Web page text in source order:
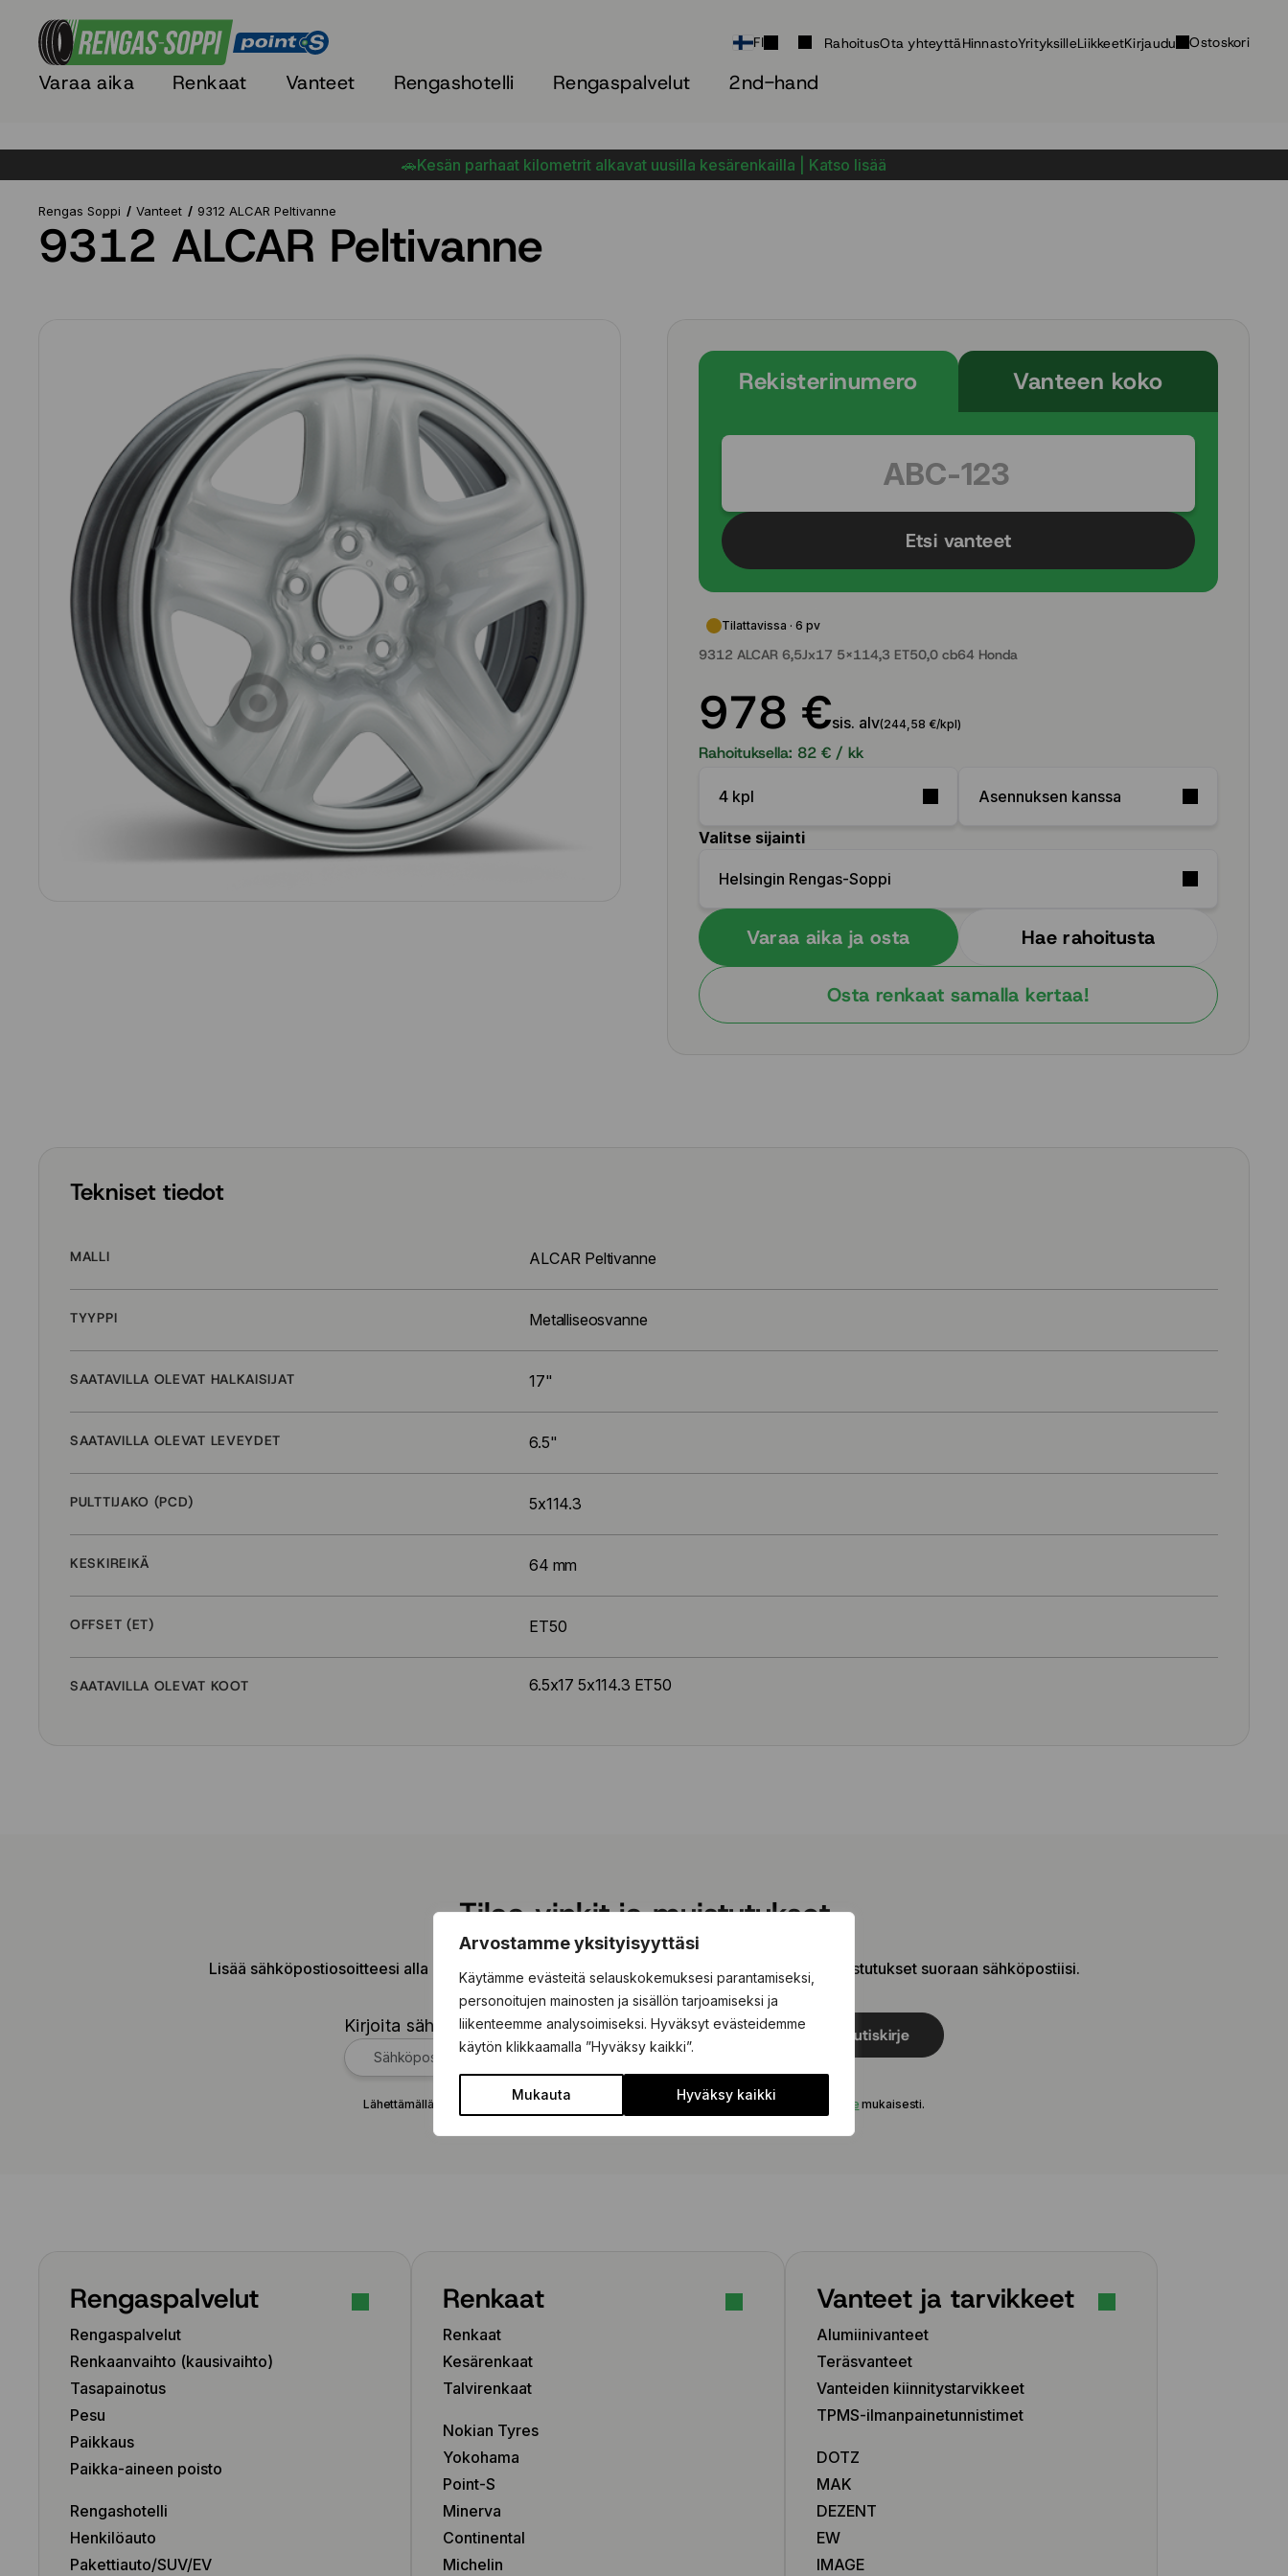
Arvostamme yksityisyyttäsi
Käytämme evästeitä selauskokemuksesi parantamiseksi,
personoitujen mainosten ja sisällön tarjoamiseksi ja
liikenteemme analysoimiseksi. Hyväksyt evästeidemme
käytön klikkaamalla ”Hyväksy kaikki”.
Mukauta Hyväksy kaikki
FI RahoitusOta yhteyttäHinnastoYrityksilleLiikkeetKirjaudu Ostoskori
Varaa aika Renkaat Vanteet Rengashotelli Rengaspalvelut 2nd-hand
🚗Kesän parhaat kilometrit alkavat uusilla kesärenkailla | Katso lisää
Rengas Soppi Vanteet 9312 ALCAR Peltivanne
9312 ALCAR Peltivanne
Rekisterinumero Vanteen koko
Etsi vanteet
Tilattavissa · 6 pv
9312 ALCAR 6,5Jx17 5x114,3 ET50,0 cb64 Honda
978 €sis. alv(244,58 €/kpl)
Rahoituksella: 82 € / kk
4 kpl Asennuksen kanssa
Valitse sijainti
Helsingin Rengas-Soppi
Varaa aika ja osta Hae rahoitusta
Osta renkaat samalla kertaa!
Tekniset tiedot
MALLI ALCAR Peltivanne
TYYPPI Metalliseosvanne
SAATAVILLA OLEVAT HALKAISIJAT 17"
SAATAVILLA OLEVAT LEVEYDET 6.5"
PULTTIJAKO (PCD) 5x114.3
KESKIREIKÄ 64 mm
OFFSET (ET) ET50
SAATAVILLA OLEVAT KOOT 6.5x17 5x114.3 ET50
Tilaa vinkit ja muistutukset
Lisää sähköpostiosoitteesi alla olevaan kenttään ja tilaa kiinnostavimmat vinkit ja kausimuistutukset suoraan sähköpostiisi.
Kirjoita sähköpostisi tähän... Tilaa uutiskirje
Lähettämällä tämän lomakkeen hyväksyt, että tietojasi käsitellääntietosuojakäytäntömme mukaisesti.
Rengaspalvelut
Rengaspalvelut
Renkaanvaihto (kausivaihto)
Tasapainotus
Pesu
Paikkaus
Paikka-aineen poisto
Rengashotelli
Henkilöauto
Pakettiauto/SUV/EV
Renkaat
Renkaat
Kesärenkaat
Talvirenkaat
Nokian Tyres
Yokohama
Point-S
Minerva
Continental
Michelin
Vanteet ja tarvikkeet
Alumiinivanteet
Teräsvanteet
Vanteiden kiinnitystarvikkeet
TPMS-ilmanpainetunnistimet
DOTZ
MAK
DEZENT
EW
IMAGE